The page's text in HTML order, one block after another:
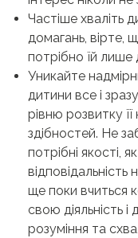
Частіше хваліть
домагань, вірте,
потрібно їй лише
Уникайте
дитини все і
рівню розвитку її
здібностей. Не
потрібні якості,
ще поки вчиться
свою діяльність
розуміння та